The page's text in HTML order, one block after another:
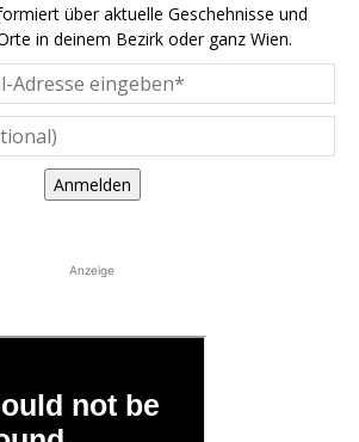
über aktuelle Geschehnisse und
in deinem Bezirk oder ganz Wien.
Anmelden
Anzeige